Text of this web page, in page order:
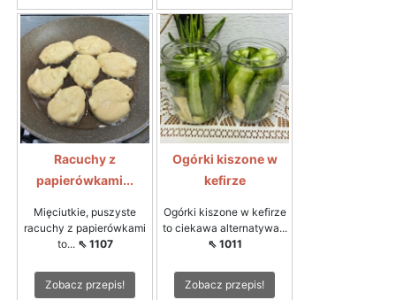
Racuchy z
papierówkami...
Mięciutkie, puszyste
racuchy z papierówkami
to... ⇖ 1107
Zobacz przepis!
Ogórki kiszone w
kefirze
Ogórki kiszone w kefirze
to ciekawa alternatywa...
⇖ 1011
Zobacz przepis!